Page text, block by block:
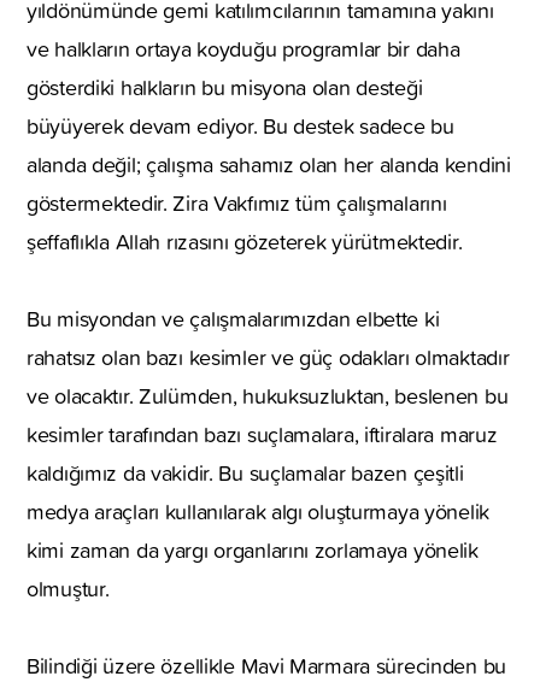
yıldönümünde gemi katılımcılarının tamamına yakını
ve halkların ortaya koyduğu programlar bir daha
gösterdiki halkların bu misyona olan desteği
büyüyerek devam ediyor. Bu destek sadece bu
alanda değil; çalışma sahamız olan her alanda kendini
göstermektedir. Zira Vakfımız tüm çalışmalarını
şeffaflıkla Allah rızasını gözeterek yürütmektedir.
Bu misyondan ve çalışmalarımızdan elbette ki
rahatsız olan bazı kesimler ve güç odakları olmaktadır
ve olacaktır. Zulümden, hukuksuzluktan, beslenen bu
kesimler tarafından bazı suçlamalara, iftiralara maruz
kaldığımız da vakidir. Bu suçlamalar bazen çeşitli
medya araçları kullanılarak algı oluşturmaya yönelik
kimi zaman da yargı organlarını zorlamaya yönelik
olmuştur.
Bilindiği üzere özellikle Mavi Marmara sürecinden bu